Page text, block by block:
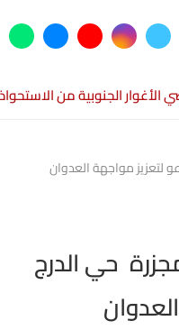
الأغوار الجنوبية من
لتعزيز مواجهة العدوان
حي الدرج